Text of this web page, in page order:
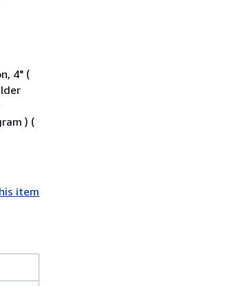
4° (
) (
item